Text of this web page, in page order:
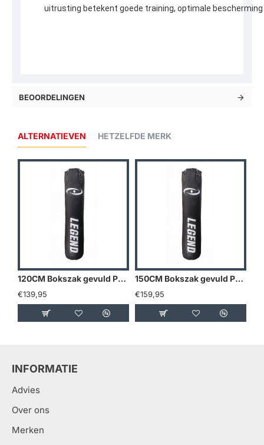
uitrusting betekent goede training, optimale
BEOORDELINGEN
ALTERNATIEVEN HETZELFDE MERK
120CM Bokszak gevuld PRO LINE - Default
€139,95
150CM Bokszak gevuld PRO LINE - Maat: 150CM
€159,95
INFORMATIE
Advies
Over ons
Merken